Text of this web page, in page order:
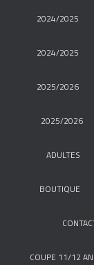
2024/2025
2024/2025
2025/2026
2025/2026
ADULTES
BOUTIQUE
COUPE 11/12